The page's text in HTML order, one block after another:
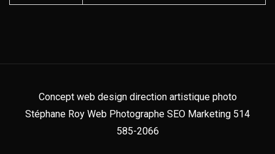
Concept web design direction artistique photo
Stéphane Roy Web Photographe SEO Marketing 514
585-2066